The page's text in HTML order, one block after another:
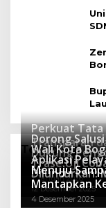
Teknologi
Perkuat Tata
Transparan
Luncurkan
8 Juli 2026
Dorong
Dukung
8 April 2026
Wali Kota
Trase Uji
7 Januari 2026
Aplikasi
Diluncurkan:
Lebih Cepat,
12 Desember 2025
Menuju
Mantapkan
4 Desember 2025